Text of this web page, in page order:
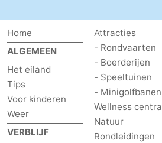
Home
ALGEMEEN
Het eiland
Tips
Voor kinderen
Weer
VERBLIJF
Attracties
- Rondvaarten
- Boerderijen
- Speeltuinen
- Minigolfbanen
Wellness centra
Natuur
Rondleidingen